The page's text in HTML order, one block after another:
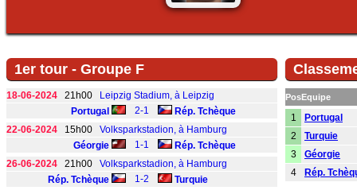
1er tour - Groupe F
18-06-2024 21h00
Leipzig Stadium, à Leipzig
Portugal
2-1
Rép. Tchèque
22-06-2024 15h00 Volksparkstadion, à Hamburg
Géorgie
1-1
Rép. Tchèque
26-06-2024 21h00 Volksparkstadion, à Hamburg
Rép. Tchèque
1-2 Turquie
PosEquipe
1
Portugal
2
Turquie
3
Géorgie
4
Rép.